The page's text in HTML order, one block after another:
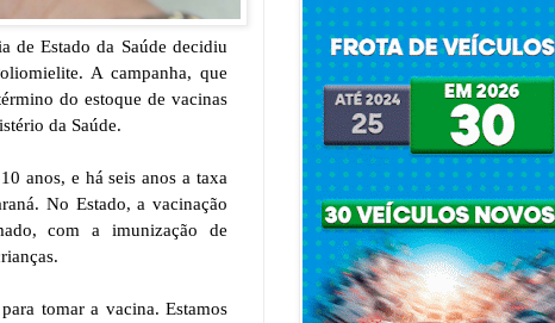
de Estado da Saúde decidiu
A campanha, que
do estoque de vacinas
da Saúde.
anos, e há seis anos a taxa
No Estado, a vacinação
com a imunização de
tomar a vacina. Estamos